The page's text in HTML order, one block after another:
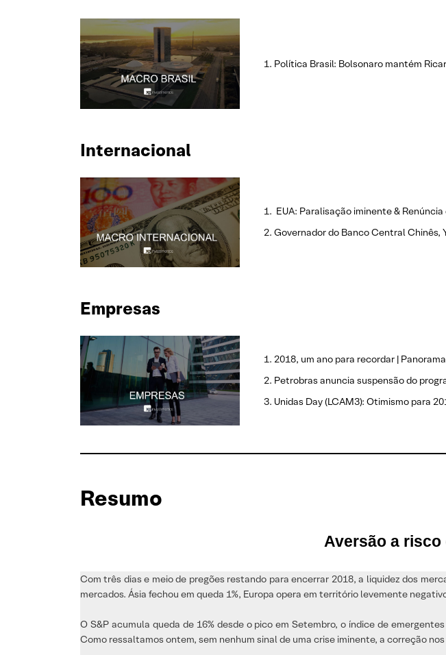
Política Brasil: Bolsonaro mantém
Internacional
EUA: Paralisação iminente &
Governador do Banco Central
Empresas
2018, um ano para recordar |
Petrobras anuncia suspensão do
Unidas Day (LCAM3): Otimismo para
Resumo
Aversão a
Com três dias e meio de pregões restando para encerrar 2018, a liquidez dos
mercados. Ásia fechou em queda 1%, Europa opera em território levemente
O S&P acumula queda de 16% desde o pico em Setembro, o índice de
Como ressaltamos ontem, sem nenhum sinal de uma crise iminente, a correção